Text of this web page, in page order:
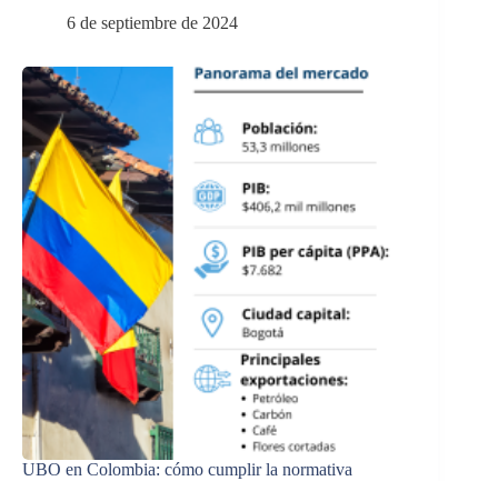
6 de septiembre de 2024
UBO en Colombia: cómo cumplir la normativa